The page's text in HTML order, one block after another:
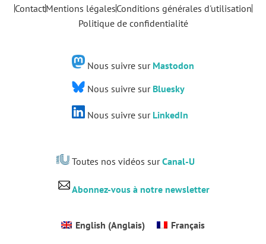
ContactMentions légalesConditions générales d'utilisation
Politique de confidentialité
Nous suivre sur Mastodon
Nous suivre sur Bluesky
Nous suivre sur LinkedIn
Toutes nos vidéos surCanal-U
Abonnez-vous à notre newsletter
English (Anglais) Français